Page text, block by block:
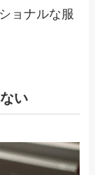
ョナルな服
い